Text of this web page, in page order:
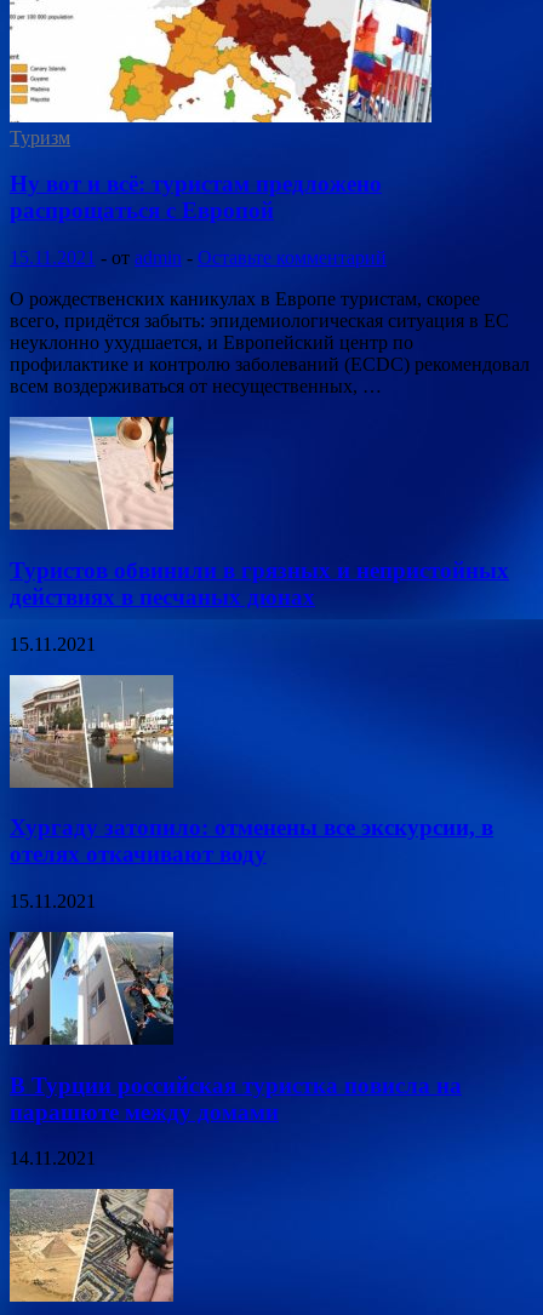
Туризм
Ну вот и всё: туристам предложено
распрощаться с Европой
15.11.2021 - от admin - Оставьте комментарий
О рождественских каникулах в Европе туристам, скорее
всего, придётся забыть: эпидемиологическая ситуация в ЕС
неуклонно ухудшается, и Европейский центр по
профилактике и контролю заболеваний (ECDC) рекомендовал
всем воздерживаться от несущественных, …
Туристов обвинили в грязных и непристойных
действиях в песчаных дюнах
15.11.2021
Хургаду затопило: отменены все экскурсии, в
отелях откачивают воду
15.11.2021
В Турции российская туристка повисла на
парашюте между домами
14.11.2021